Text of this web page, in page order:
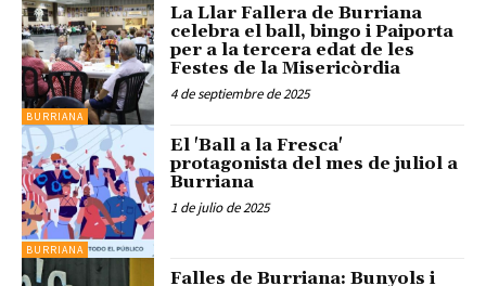
BURRIANA
La Llar Fallera de Burriana
celebra el ball, bingo i Paiporta
per a la tercera edat de les
Festes de la Misericòrdia
4 de septiembre de 2025
BURRIANA
El 'Ball a la Fresca'
protagonista del mes de juliol a
Burriana
1 de julio de 2025
Falles de Burriana: Bunyols i